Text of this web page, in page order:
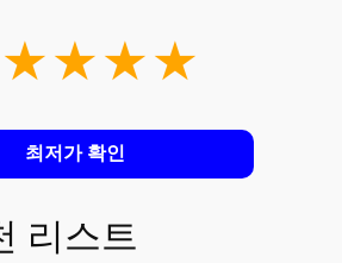
최저가 확인
리스트